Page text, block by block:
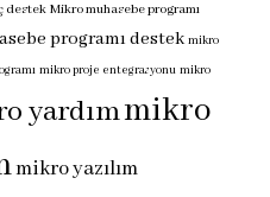
destek Mikro muhasebe programı
programı destek mikro
mikro proje entegrasyonu mikro
yardımmikro
mikro yazılım